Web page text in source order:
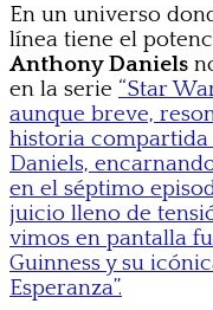
En un universo
línea tiene el
Anthony Daniels
en la serie “Star
aunque breve,
historia compartida
Daniels,
en el séptimo
juicio lleno de
vimos en pantalla
Guinness y su
Esperanza”.